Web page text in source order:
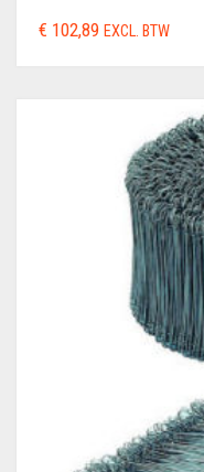
€ 102,89 EXCL. BTW